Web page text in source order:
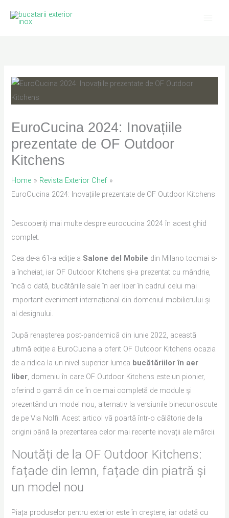
EuroCucina 2024: Inovațiile
prezentate de OF Outdoor
Kitchens
Home
Revista Exterior Chef
EuroCucina 2024: Inovațiile prezentate de OF Outdoor Kitchens
Descoperiți mai multe despre eurocucina 2024 în acest ghid
complet.
Cea de-a 61-a ediție a Salone del Mobile din Milano tocmai s-
a încheiat, iar OF Outdoor Kitchens și-a prezentat cu mândrie,
încă o dată, bucătăriile sale în aer liber în cadrul celui mai
important eveniment internațional din domeniul mobilierului și
al designului.
După renașterea post-pandemică din iunie 2022, această
ultimă ediție a EuroCucina a oferit OF Outdoor Kitchens ocazia
de a ridica la un nivel superior lumea bucătăriilor în aer
liber, domeniu în care OF Outdoor Kitchens este un pionier,
oferind o gamă din ce în ce mai completă de module și
prezentând un model nou, alternativ la versiunile binecunoscute
de pe Via Nolfi. Acest articol vă poartă într-o călătorie de la
origini până la prezentarea celor mai recente inovații ale mărcii.
Noutăți de la OF Outdoor Kitchens:
fațade din lemn, fațade din piatră și
un model nou
Piața produselor pentru exterior este în creștere, iar odată cu